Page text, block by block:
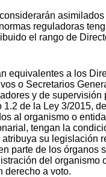
reguladoras
el rango de
equivalentes a los
o Secretarios
y de supervisión
1.2 de la Ley 3/2015,
al organismo o
tengan la
atribuya su legislación
parte de los órganos
del organismo
derecho a voto.